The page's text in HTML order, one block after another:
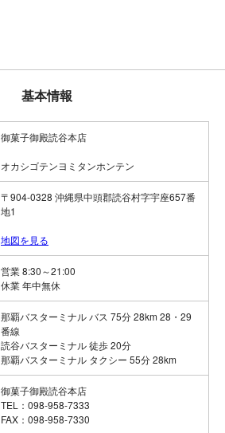
基本情報
御菓子御殿読谷本店
オカシゴテンヨミタンホンテン
〒904-0328 沖縄県中頭郡読谷村字宇座657番
地1
地図を見る
営業 8:30～21:00
休業 年中無休
那覇バスターミナル バス 75分 28km 28・29
番線
読谷バスターミナル 徒歩 20分
那覇バスターミナル タクシー 55分 28km
御菓子御殿読谷本店
TEL：098-958-7333
FAX：098-958-7330